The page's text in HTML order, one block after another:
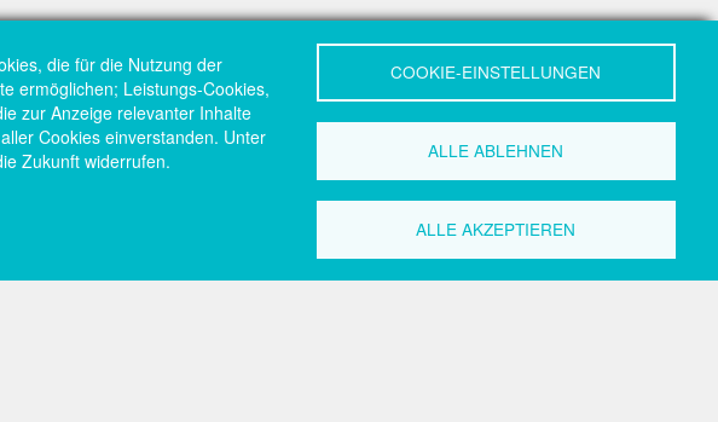
die für die Nutzung der
ermöglichen; Leistungs-Cookies,
zur Anzeige relevanter Inhalte
Cookies einverstanden. Unter
Zukunft widerrufen.
COOKIE-EINSTELLUNGEN
ALLE ABLEHNEN
ALLE AKZEPTIEREN